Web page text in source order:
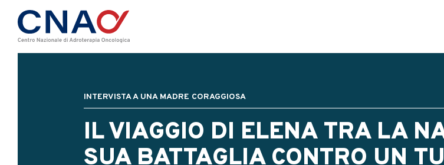
INTERVISTA A UNA MADRE CORAGGIOSA
IL VIAGGIO DI ELENA TRA LA
SUA BATTAGLIA CONTRO UN